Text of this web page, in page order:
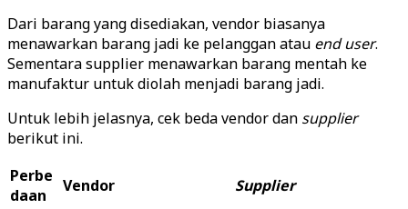
Dari barang yang disediakan, vendor biasanya
menawarkan barang jadi ke pelanggan atau end user.
Sementara supplier menawarkan barang mentah ke
manufaktur untuk diolah menjadi barang jadi.
Untuk lebih jelasnya, cek beda vendor dan supplier
berikut ini.
Perbe
daan
Vendor Supplier